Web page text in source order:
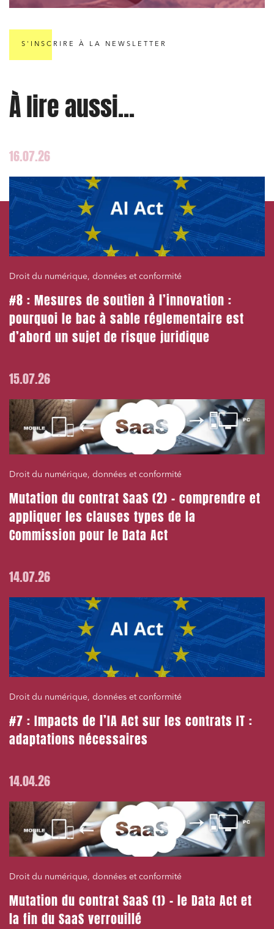
S'INSCRIRE À LA NEWSLETTER
À lire aussi...
16.07.26
Droit du numérique, données et conformité
#8 : Mesures de soutien à l’innovation :
pourquoi le bac à sable réglementaire est
d’abord un sujet de risque juridique
15.07.26
Droit du numérique, données et conformité
Mutation du contrat SaaS (2) – comprendre et
appliquer les clauses types de la
Commission pour le Data Act
14.07.26
Droit du numérique, données et conformité
#7 : Impacts de l’IA Act sur les contrats IT :
adaptations nécessaires
14.04.26
Droit du numérique, données et conformité
Mutation du contrat SaaS (1) – le Data Act et
la fin du SaaS verrouillé